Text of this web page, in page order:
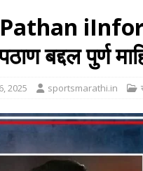
बद्दल पुर्ण
2025 sportsmarathi.in